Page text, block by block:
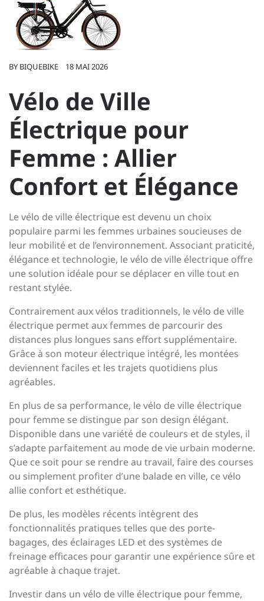
BY BIQUEBIKE 18 MAI 2026
Vélo de Ville
Électrique pour
Femme : Allier
Confort et Élégance
Le vélo de ville électrique est devenu un choix
populaire parmi les femmes urbaines soucieuses de
leur mobilité et de l’environnement. Associant praticité,
élégance et technologie, le vélo de ville électrique offre
une solution idéale pour se déplacer en ville tout en
restant stylée.
Contrairement aux vélos traditionnels, le vélo de ville
électrique permet aux femmes de parcourir des
distances plus longues sans effort supplémentaire.
Grâce à son moteur électrique intégré, les montées
deviennent faciles et les trajets quotidiens plus
agréables.
En plus de sa performance, le vélo de ville électrique
pour femme se distingue par son design élégant.
Disponible dans une variété de couleurs et de styles, il
s’adapte parfaitement au mode de vie urbain moderne.
Que ce soit pour se rendre au travail, faire des courses
ou simplement profiter d’une balade en ville, ce vélo
allie confort et esthétique.
De plus, les modèles récents intègrent des
fonctionnalités pratiques telles que des porte-
bagages, des éclairages LED et des systèmes de
freinage efficaces pour garantir une expérience sûre et
agréable à chaque trajet.
Investir dans un vélo de ville électrique pour femme,